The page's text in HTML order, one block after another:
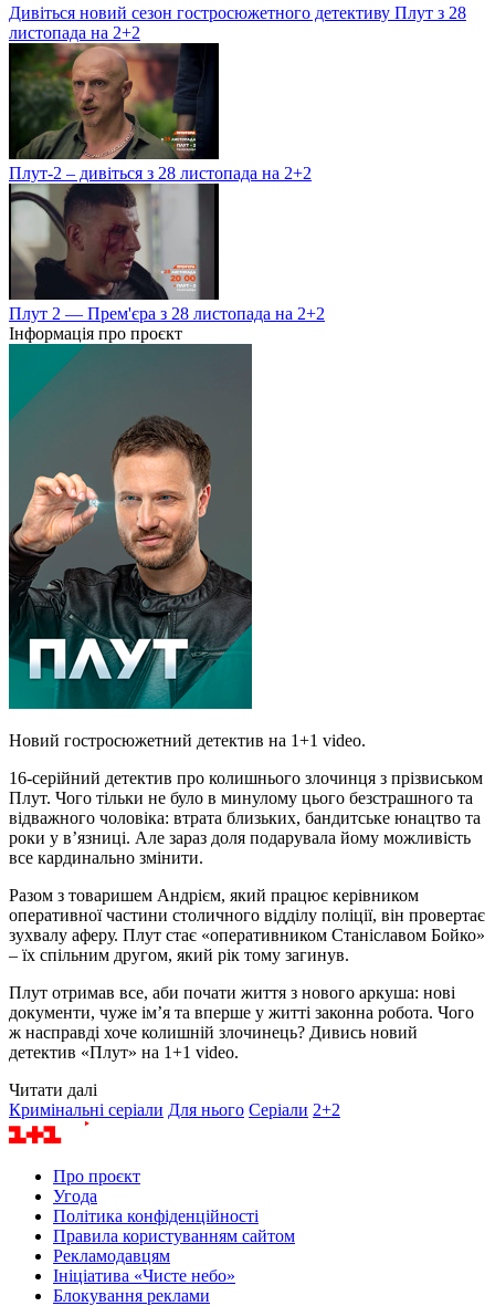
Дивіться новий сезон гостросюжетного детективу Плут з 28
листопада на 2+2
Плут-2 – дивіться з 28 листопада на 2+2
Плут 2 — Прем'єра з 28 листопада на 2+2
Інформація про проєкт
Новий гостросюжетний детектив на 1+1 video.
16-серійний детектив про колишнього злочинця з прізвиськом
Плут. Чого тільки не було в минулому цього безстрашного та
відважного чоловіка: втрата близьких, бандитське юнацтво та
роки у в’язниці. Але зараз доля подарувала йому можливість
все кардинально змінити.
Разом з товаришем Андрієм, який працює керівником
оперативної частини столичного відділу поліції, він провертає
зухвалу аферу. Плут стає «оперативником Станіславом Бойко»
– їх спільним другом, який рік тому загинув.
Плут отримав все, аби почати життя з нового аркуша: нові
документи, чуже ім’я та вперше у житті законна робота. Чого
ж насправді хоче колишній злочинець? Дивись новий
детектив «Плут» на 1+1 video.
Читати далі
Кримінальні серіали Для нього Серіали 2+2
Про проєкт
Угода
Політика конфіденційності
Правила користуванням сайтом
Рекламодавцям
Ініціатива «Чисте небо»
Блокування реклами